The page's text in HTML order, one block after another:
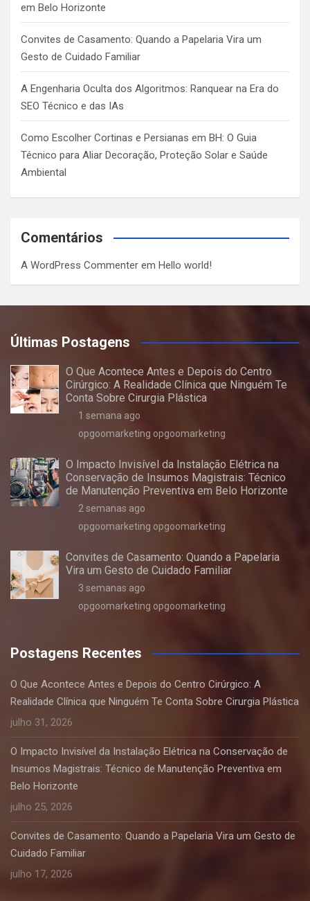
em Belo Horizonte
Convites de Casamento: Quando a Papelaria Vira um
Gesto de Cuidado Familiar
A Engenharia Oculta dos Algoritmos: Ranquear na Era do
SEO Técnico e das IAs
Como Escolher Cortinas e Persianas em BH: O Guia
Técnico para Aliar Decoração, Proteção Solar e Saúde
Ambiental
Comentários
A WordPress Commenter em Hello world!
Últimas Postagens
O Que Acontece Antes e Depois do Centro
Cirúrgico: A Realidade Clínica que Ninguém Te
Conta Sobre Cirurgia Plástica
1 semana ago
opgoomarketing opgoomarketing
O Impacto Invisível da Instalação Elétrica na
Conservação de Insumos Magistrais: Técnico
de Manutenção Preventiva em Belo Horizonte
2 semanas ago
opgoomarketing opgoomarketing
Convites de Casamento: Quando a Papelaria
Vira um Gesto de Cuidado Familiar
3 semanas ago
opgoomarketing opgoomarketing
Postagens Recentes
O Que Acontece Antes e Depois do Centro Cirúrgico: A
Realidade Clínica que Ninguém Te Conta Sobre Cirurgia Plástica
julho 31, 2026
O Impacto Invisível da Instalação Elétrica na Conservação de
Insumos Magistrais: Técnico de Manutenção Preventiva em
Belo Horizonte
julho 25, 2026
Convites de Casamento: Quando a Papelaria Vira um Gesto de
Cuidado Familiar
julho 17, 2026